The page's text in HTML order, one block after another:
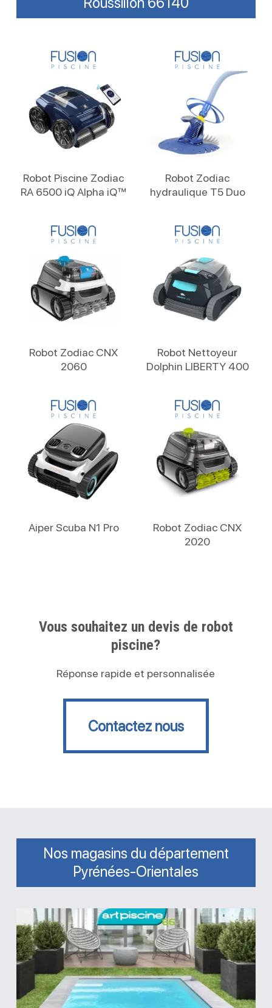
Robot Piscine Zodiac
RA 6500 iQ Alpha iQ™
Robot Zodiac
hydraulique T5 Duo
Robot Zodiac CNX
2060
Robot Nettoyeur
Dolphin LIBERTY 400
Aiper Scuba N1 Pro
Robot Zodiac CNX
2020
Vous souhaitez un devis de robot
piscine?
Réponse rapide et personnalisée
Contactez nous
Contactez nous
Nos magasins du département
Pyrénées-Orientales
Magasin
Art
Piscine
66
Villemolaque